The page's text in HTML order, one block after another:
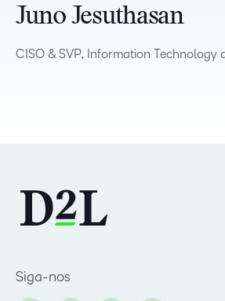
Juno Jesuthasan
CISO & SVP, Information Technology
Siga-nos